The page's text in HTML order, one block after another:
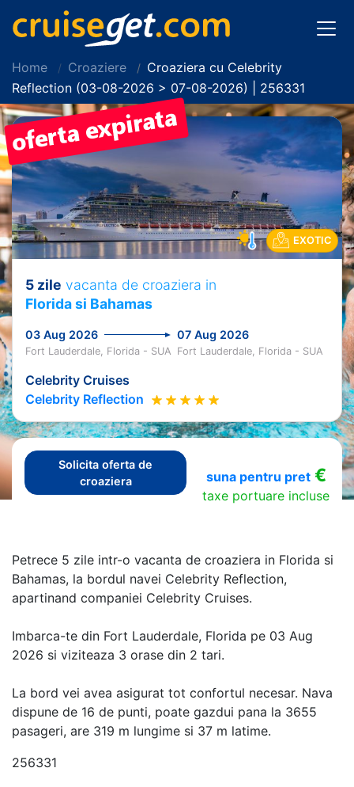
Home Croaziere
Croaziera cu Celebrity
Reflection (03-08-2026 > 07-08-2026) | 256331
EXOTIC
5 zile vacanta de croaziera in
Florida si Bahamas
03 Aug 2026 07 Aug 2026
Fort Lauderdale, Florida - SUA Fort Lauderdale, Florida - SUA
Celebrity Cruises
Celebrity Reflection
Solicita oferta de
croaziera
suna pentru pret€
taxe portuare incluse
Petrece 5 zile intr-o vacanta de croaziera in Florida si
Bahamas, la bordul navei Celebrity Reflection,
apartinand companiei Celebrity Cruises.
Imbarca-te din Fort Lauderdale, Florida pe 03 Aug
2026 si viziteaza 3 orase din 2 tari.
La bord vei avea asigurat tot confortul necesar. Nava
dispune de 16 de punti, poate gazdui pana la 3655
pasageri, are 319 m lungime si 37 m latime.
256331